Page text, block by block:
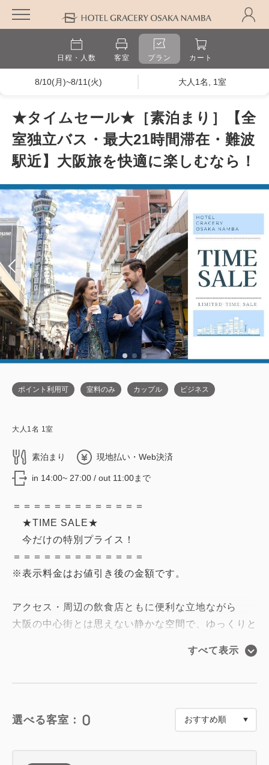
日程・人数 客室 プラン カート
8/10(月)~8/11(火) 大人1名, 1室
★タイムセール★［素泊まり］【全
室独立バス・最大21時間滞在・難波
駅近】大阪旅を快適に楽しむなら！
ポイント利用可 室料のみ カップル ビジネス
大人 1 名 1 室
素泊まり 現地払い・Web決済
in 14:00~ 27:00 / out 11:00まで
＝＝＝＝＝＝＝＝＝＝＝＝＝
★TIME SALE★
今だけの特別プライス！
＝＝＝＝＝＝＝＝＝＝＝＝＝
※表示料金はお値引き後の金額です。
アクセス・周辺の飲食店ともに便利な立地ながら
大阪の中心街とは思えない静かな空間で、ゆっくりと
・【最大21時間ステイ】チェックイン14時／チェッ
すべて表示
選べる客室： 0